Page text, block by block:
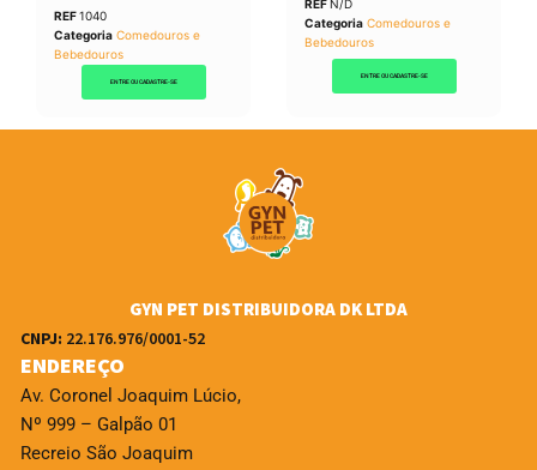
REF1040
Categoria Comedouros e
Bebedouros
ENTRE OU CADASTRE-SE
REF N/D
Categoria Comedouros e
Bebedouros
ENTRE OU CADASTRE-SE
GYN PET DISTRIBUIDORA DK LTDA
CNPJ: 22.176.976/0001-52
ENDEREÇO
Av. Coronel Joaquim Lúcio,
Nº 999 – Galpão 01
Recreio São Joaquim